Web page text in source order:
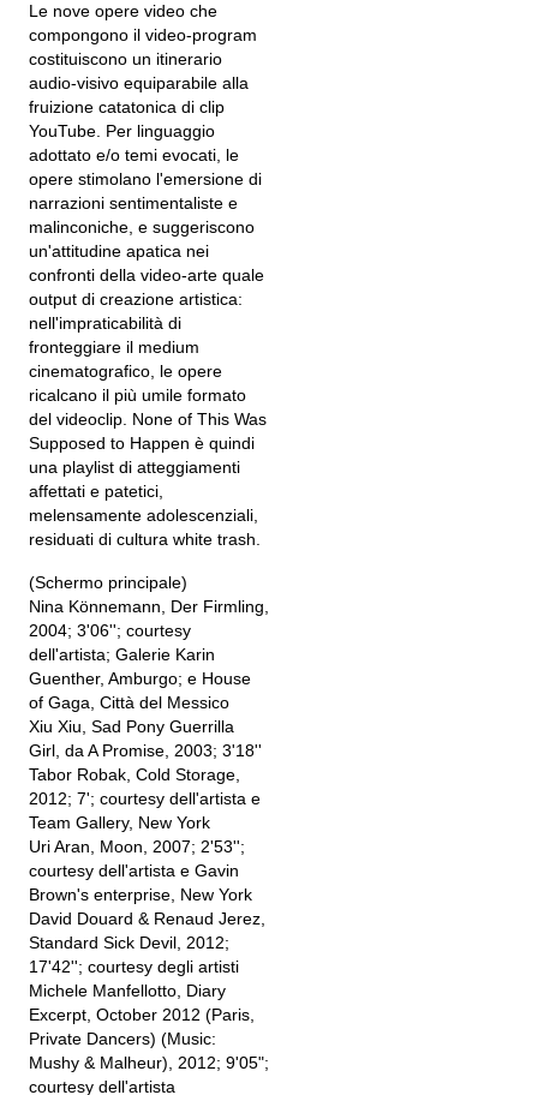
Le nove opere video che
compongono il video-program
costituiscono un itinerario
audio-visivo equiparabile alla
fruizione catatonica di clip
YouTube. Per linguaggio
adottato e/o temi evocati, le
opere stimolano l'emersione di
narrazioni sentimentaliste e
malinconiche, e suggeriscono
un'attitudine apatica nei
confronti della video-arte quale
output di creazione artistica:
nell'impraticabilità di
fronteggiare il medium
cinematografico, le opere
ricalcano il più umile formato
del videoclip. None of This Was
Supposed to Happen è quindi
una playlist di atteggiamenti
affettati e patetici,
melensamente adolescenziali,
residuati di cultura white trash.
(Schermo principale)
Nina Könnemann, Der Firmling,
2004; 3'06''; courtesy
dell'artista; Galerie Karin
Guenther, Amburgo; e House
of Gaga, Città del Messico
Xiu Xiu, Sad Pony Guerrilla
Girl, da A Promise, 2003; 3'18''
Tabor Robak, Cold Storage,
2012; 7'; courtesy dell'artista e
Team Gallery, New York
Uri Aran, Moon, 2007; 2'53'';
courtesy dell'artista e Gavin
Brown's enterprise, New York
David Douard & Renaud Jerez,
Standard Sick Devil, 2012;
17'42''; courtesy degli artisti
Michele Manfellotto, Diary
Excerpt, October 2012 (Paris,
Private Dancers) (Music:
Mushy & Malheur), 2012; 9'05";
courtesy dell'artista